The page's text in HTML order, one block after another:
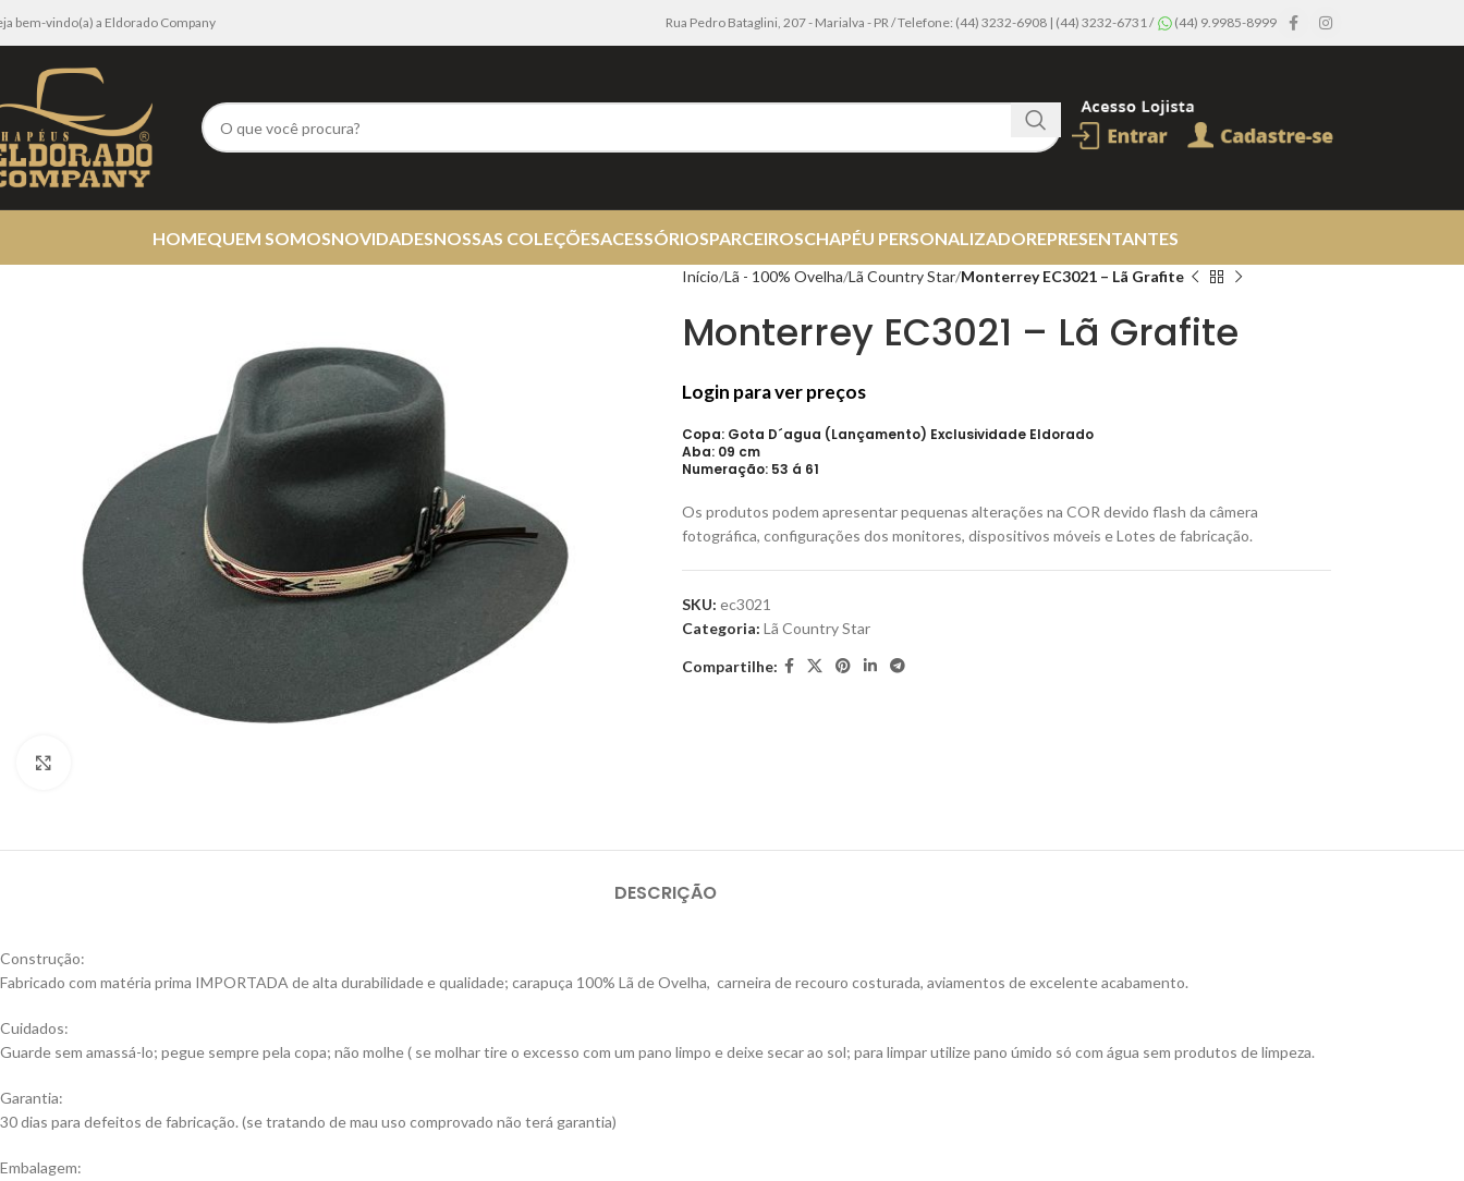
bem-vindo(a) a Eldorado Company Rua Pedro Bataglini, 207 - Marialva - PR / Telefone: (44) 3232-6908 | (44) 3232-6731 / (44) 9.9985-8999
HOMEQUEM SOMOSNOVIDADESNOSSAS COLEÇÕESACESSÓRIOSPARCEIROSCHAPÉU PERSONALIZADOREPRESENTANTES
Início Lã - 100% Ovelha Lã Country Star Monterrey EC3021 – Lã Grafite
Monterrey EC3021 – Lã Grafite
Login para ver preços
Copa: Gota D´agua (Lançamento) Exclusividade Eldorado
Aba: 09 cm
Numeração: 53 á 61
Os produtos podem apresentar pequenas alterações na COR devido flash da câmera
fotográfica, configurações dos monitores, dispositivos móveis e Lotes de fabricação.
SKU: ec3021
Categoria: Lã Country Star
Compartilhe:
DESCRIÇÃO
Construção:
Fabricado com matéria prima IMPORTADA de alta durabilidade e qualidade; carapuça 100% Lã de Ovelha, carneira de recouro costurada, aviamentos de excelente acabamento.
Cuidados:
Guarde sem amassá-lo; pegue sempre pela copa; não molhe ( se molhar tire o excesso com um pano limpo e deixe secar ao sol; para limpar utilize pano úmido só com água sem produtos de limpeza.
Garantia:
30 dias para defeitos de fabricação. (se tratando de mau uso comprovado não terá garantia)
Embalagem: